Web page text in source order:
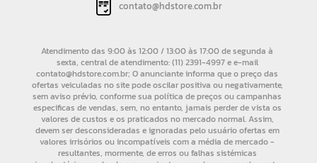
contato@hdstore.com.br